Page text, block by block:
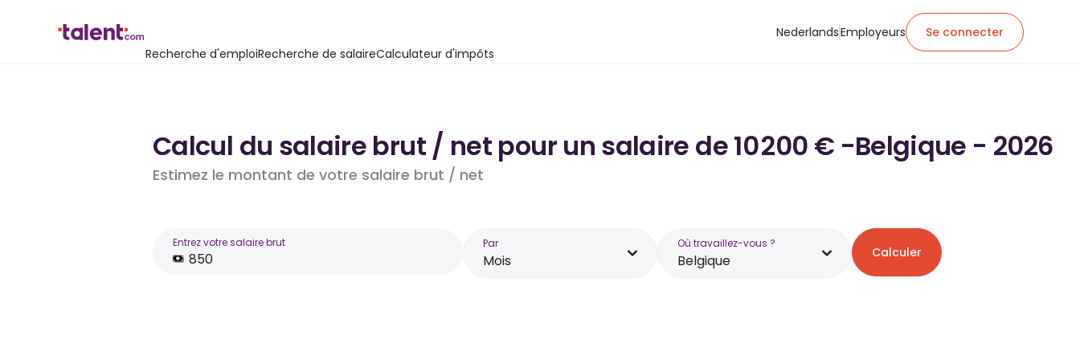
Recherche d'emploiRecherche de salaireCalculateur d'impôts
NederlandsEmployeurs Se connecter
Calcul du salaire brut / net pour un salaire de 10 200 € -Belgique - 2026
Estimez le montant de votre salaire brut / net
Entrez votre salaire brut Par
Mois
Où travaillez-vous ?
Belgique Calculer